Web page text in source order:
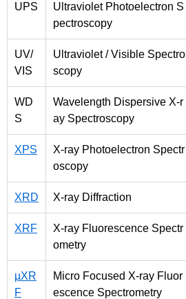
UPS
Ultraviolet Photoelectron S
pectroscopy
UV/
VIS
Ultraviolet / Visible Spectro
scopy
WD
S
Wavelength Dispersive X-r
ay Spectroscopy
XPS
X-ray Photoelectron Spectr
oscopy
XRD X-ray Diffraction
XRF
X-ray Fluorescence Spectr
ometry
µXR
F
Micro Focused X-ray Fluor
escence Spectrometry